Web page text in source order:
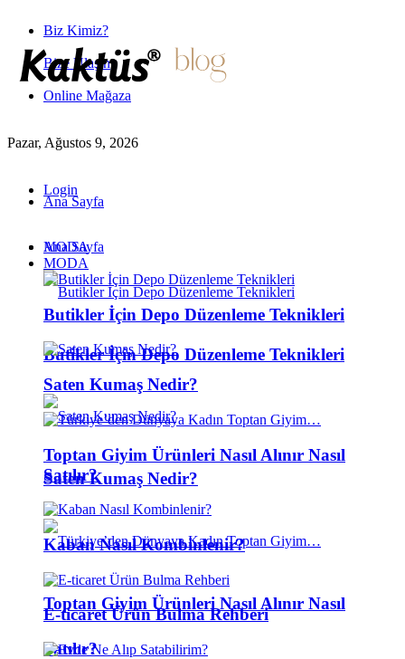
Biz Kimiz?
Bize Ulaşın
Online Mağaza
Pazar, Ağustos 9, 2026
Login
Ana Sayfa
MODA
Butikler İçin Depo Düzenleme Teknikleri
Saten Kumaş Nedir?
Toptan Giyim Ürünleri Nasıl Alınır Nasıl
Satılır?
Ana Sayfa
MODA
Butikler İçin Depo Düzenleme Teknikleri
Saten Kumaş Nedir?
Toptan Giyim Ürünleri Nasıl Alınır Nasıl
Satılır?
Kaban Nasıl Kombinlenir?
E-ticaret Ürün Bulma Rehberi